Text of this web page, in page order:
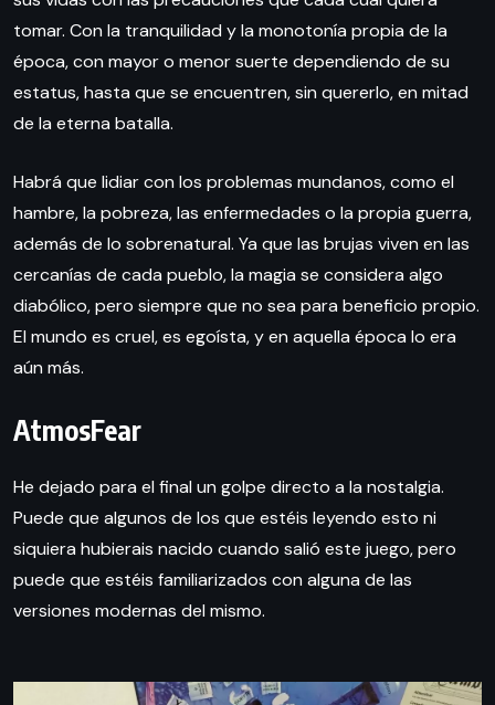
tomar. Con la tranquilidad y la monotonía propia de la
época, con mayor o menor suerte dependiendo de su
estatus, hasta que se encuentren, sin quererlo, en mitad
de la eterna batalla.
Habrá que lidiar con los problemas mundanos, como el
hambre, la pobreza, las enfermedades o la propia guerra,
además de lo sobrenatural. Ya que las brujas viven en las
cercanías de cada pueblo, la magia se considera algo
diabólico, pero siempre que no sea para beneficio propio.
El mundo es cruel, es egoísta, y en aquella época lo era
aún más.
AtmosFear
He dejado para el final un golpe directo a la nostalgia.
Puede que algunos de los que estéis leyendo esto ni
siquiera hubierais nacido cuando salió este juego, pero
puede que estéis familiarizados con alguna de las
versiones modernas del mismo.